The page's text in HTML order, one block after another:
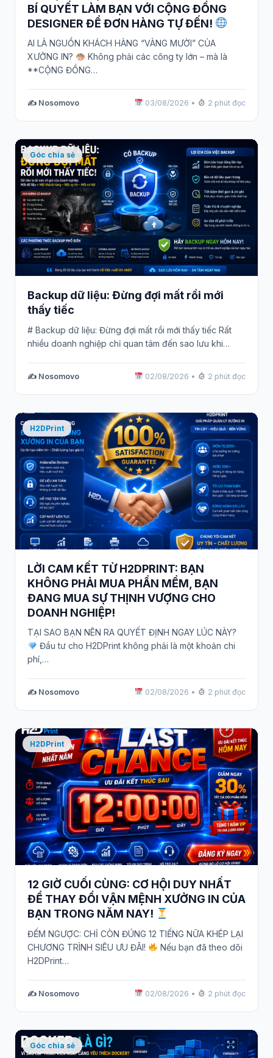
BÍ QUYẾT LÀM BẠN VỚI CỘNG ĐỒNG
DESIGNER ĐỂ ĐƠN HÀNG TỰ ĐẾN!
AI LÀ NGUỒN KHÁCH HÀNG “VÀNG MƯỜI” CỦA
XƯỞNG IN?
Không phải các công ty lớn – mà là
**CỘNG ĐỒNG…
✍️ Nosomovo 03/08/2026 • 2 phút đọc
Góc chia sẻ
Backup dữ liệu: Đừng đợi mất rồi mới
thấy tiếc
# Backup dữ liệu: Đừng đợi mất rồi mới thấy tiếc Rất
nhiều doanh nghiệp chỉ quan tâm đến sao lưu khi…
✍️ Nosomovo 02/08/2026 • 2 phút đọc
H2DPrint
LỜI CAM KẾT TỪ H2DPRINT: BẠN
KHÔNG PHẢI MUA PHẦN MỀM, BẠN
ĐANG MUA SỰ THỊNH VƯỢNG CHO
DOANH NGHIỆP!
TẠI SAO BẠN NÊN RA QUYẾT ĐỊNH NGAY LÚC NÀY?
Đầu tư cho H2DPrint không phải là một khoản chi
phí,…
✍️ Nosomovo 02/08/2026 • 2 phút đọc
H2DPrint
12 GIỜ CUỐI CÙNG: CƠ HỘI DUY NHẤT
ĐỂ THAY ĐỔI VẬN MỆNH XƯỞNG IN CỦA
BẠN TRONG NĂM NAY!
ĐẾM NGƯỢC: CHỈ CÒN ĐÚNG 12 TIẾNG NỮA KHÉP LẠI
CHƯƠNG TRÌNH SIÊU ƯU ĐÃI!
Nếu bạn đã theo dõi
H2DPrint…
✍️ Nosomovo 02/08/2026 • 2 phút đọc
Góc chia sẻ